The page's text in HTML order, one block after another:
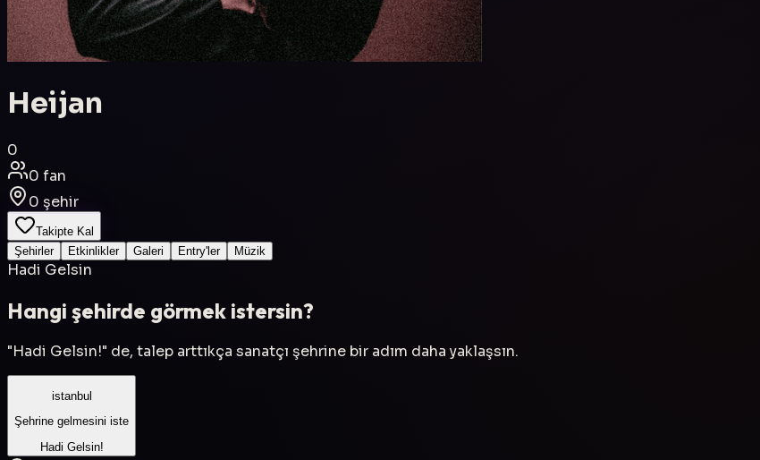
Heijan
0
0 fan
0 şehir
Takipte Kal
Şehirler
Etkinlikler Galeri Entry'ler Müzik
Hadi Gelsin
Hangi şehirde görmek istersin?
"Hadi Gelsin!" de, talep arttıkça sanatçı şehrine bir adım daha yaklaşsın.
istanbul
Şehrine gelmesini iste
Hadi Gelsin!